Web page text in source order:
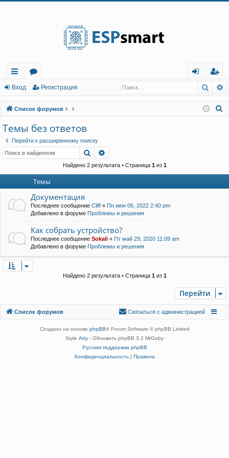
с
ы
лк
и
о
ру
м
ы
д
г
ис
тр
Вход Регистрация
Список форумов
Темы без ответов
Перейти к расширенному поиску
Поиск
Найдено 2 результата • Страница 1из 1
Темы
Документация
Последнее сообщение Cliff « Пн июн 06, 2022 2:40 pm
Добавлено в форуме Проблемы и решения
Как собрать устройство?
Последнее сообщение Sokali « Пт май 29, 2020 11:09 am
Добавлено в форуме Проблемы и решения
Найдено 2 результата • Страница 1из 1
Перейти
Список форумов
Связаться с
Связаться с администрацией
Создано на основе phpBB® Forum Software © phpBB Limited
Style Arty - Обновить phpBB 3.2 MrGaby
Русская поддержка phpBB
Конфиденциальность| Правила